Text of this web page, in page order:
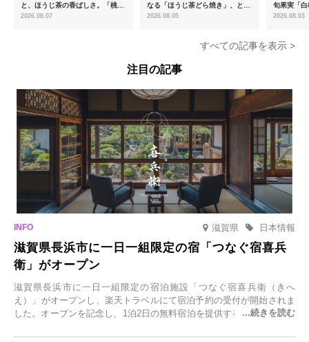
と、ほうじ茶の香ばしさ。「桃と
ほうじ茶のあんみつ」を8月中旬
2026.08.07
なる「ほうじ茶どら焼き」、とろ
ける「宇治抹茶ティラミス」が新
2026.08.05
旬果実「
限定販売
2026.08.03
すべての記事を表示 >
注目の記事
滋賀県 日本情報
滋賀県長浜市に一日一組限定の宿「つなぐ宿喜兵
衛」がオープン
滋賀県長浜市に一日一組限定の宿泊施設「つなぐ宿喜兵衛（きへ
え）」がオープンし、楽天トラベルにて宿泊予約の受付が開始されま
した。オープンを記念し、1泊2日の無料宿泊を提供するキャンペーン
一組限定の宿だからこそ叶う、大切な人との特別な時間を体験いただ